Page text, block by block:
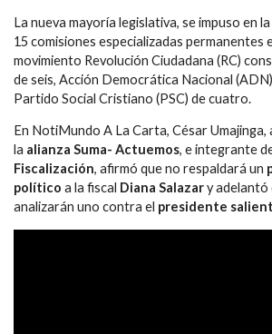
La nueva mayoría legislativa, se impuso en
15 comisiones especializadas permanentes
movimiento Revolución Ciudadana (RC)
de seis, Acción Democrática Nacional
Partido Social Cristiano (PSC) de cuatro.
En NotiMundo A La Carta, César Umajinga,
la alianza Suma- Actuemos, e integrante
Fiscalización, afirmó que no respaldará un
político a la fiscal Diana Salazary adelantó
analizarán uno contra el presidente